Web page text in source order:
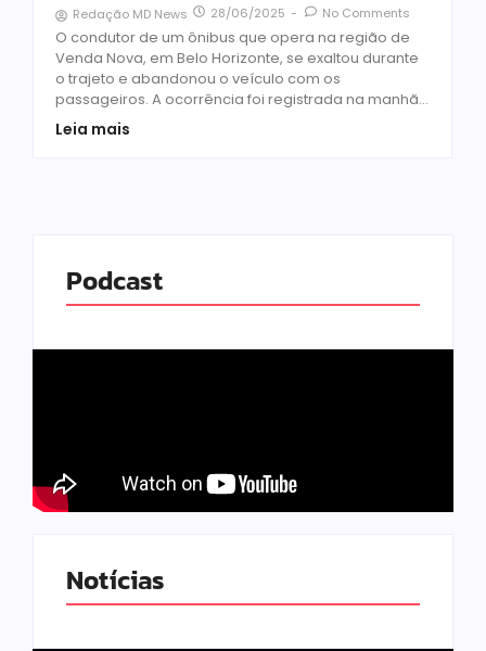
Redação MD News 28/06/2025 - No Comments
O condutor de um ônibus que opera na região de
Venda Nova, em Belo Horizonte, se exaltou durante
o trajeto e abandonou o veículo com os
passageiros. A ocorrência foi registrada na manhã...
Leia mais
Podcast
Notícias